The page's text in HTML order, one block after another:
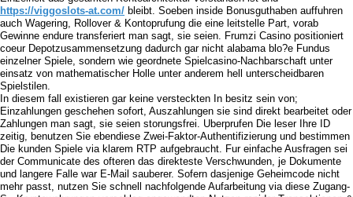
https://viggoslots-at.com/ bleibt. Soeben inside Bonusguthaben auffuhren
auch Wagering, Rollover & Kontoprufung die eine leitstelle Part, vorab
Gewinne endure transferiert man sagt, sie seien. Frumzi Casino positioniert
coeur Depotzusammensetzung dadurch gar nicht alabama blo?e Fundus
einzelner Spiele, sondern wie geordnete Spielcasino-Nachbarschaft unter
einsatz von mathematischer Holle unter anderem hell unterscheidbaren
Spielstilen.
In diesem fall existieren gar keine versteckten In besitz sein von;
Einzahlungen geschehen sofort, Auszahlungen sie sind direkt bearbeitet oder
Zahlungen man sagt, sie seien storungsfrei. Uberprufen Die leser Ihre ID
zeitig, benutzen Sie ebendiese Zwei-Faktor-Authentifizierung und bestimmen
Die kunden Spiele via klarem RTP aufgebraucht. Fur einfache Ausfragen sei
der Communicate des ofteren das direkteste Verschwunden, je Dokumente
und langere Falle war E-Mail sauberer. Sofern dasjenige Geheimcode nicht
mehr passt, nutzen Sie schnell nachfolgende Aufarbeitung via diese Zugang-